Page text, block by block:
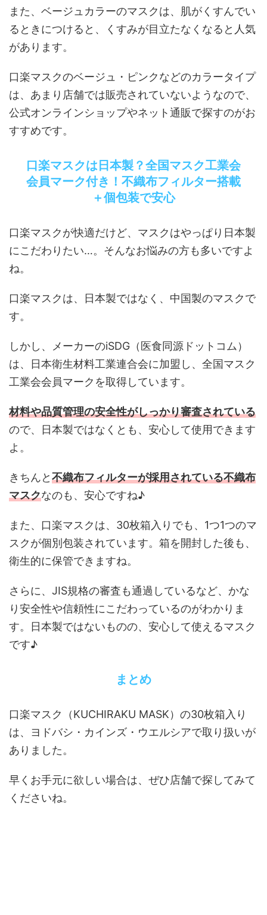
また、ベージュカラーのマスクは、肌がくすんでい
るときにつけると、くすみが目立たなくなると人気
があります。
口楽マスクのベージュ・ピンクなどのカラータイプ
は、あまり店舗では販売されていないようなので、
公式オンラインショップやネット通販で探すのがお
すすめです。
口楽マスクは日本製？全国マスク工業会
会員マーク付き！不織布フィルター搭載
＋個包装で安心
口楽マスクが快適だけど、マスクはやっぱり日本製
にこだわりたい…。そんなお悩みの方も多いですよ
ね。
口楽マスクは、日本製ではなく、中国製のマスクで
す。
しかし、メーカーのiSDG（医食同源ドットコム）
は、日本衛生材料工業連合会に加盟し、全国マスク
工業会会員マークを取得しています。
材料や品質管理の安全性がしっかり審査されている
ので、日本製ではなくとも、安心して使用できます
よ。
きちんと不織布フィルターが採用されている不織布
マスクなのも、安心ですね♪
また、口楽マスクは、30枚箱入りでも、1つ1つのマ
スクが個別包装されています。箱を開封した後も、
衛生的に保管できますね。
さらに、JIS規格の審査も通過しているなど、かな
り安全性や信頼性にこだわっているのがわかりま
す。日本製ではないものの、安心して使えるマスク
です♪
まとめ
口楽マスク（KUCHIRAKU MASK）の30枚箱入り
は、ヨドバシ・カインズ・ウエルシアで取り扱いが
ありました。
早くお手元に欲しい場合は、ぜひ店舗で探してみて
くださいね。